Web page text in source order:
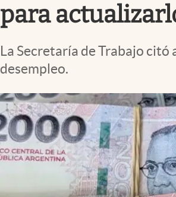
Eventos Corporativos
El Cronista Studio
Mediakit
abre en nueva pestaña
para
La Secretaría de Trabajo
desempleo.